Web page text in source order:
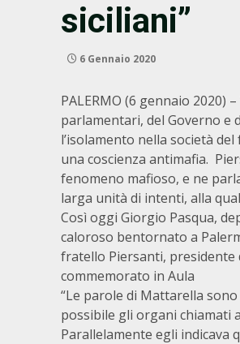
siciliani”
6 Gennaio 2020
PALERMO (6 gennaio 2020)
parlamentari, del Governo e
l’isolamento nella società
una coscienza antimafia.
fenomeno mafioso, e ne
larga unità di intenti, alla
Così oggi Giorgio Pasqua,
caloroso bentornato a
fratello Piersanti, presidente
commemorato in Aula
“Le parole di Mattarella
possibile gli organi chiamati
Parallelamente egli indicava